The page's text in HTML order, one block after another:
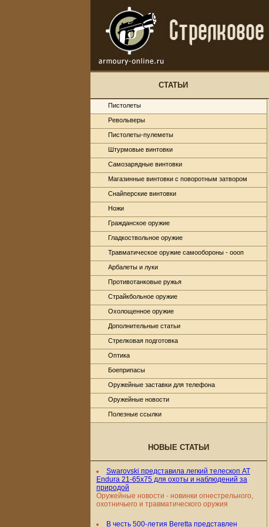
СТАТЬИ
Пистолеты
Револьверы
Пистолеты-пулеметы
Штурмовые винтовки
Самозарядные винтовки
Магазинные винтовки с поворотным затвором
Снайперские винтовки
Ножи
Гражданское оружие
Гладкоствольное оружие
Травматическое оружие самообороны - оооп
Арбалеты и луки
Противотанковые ружья
Страйкбольное оружие
Охолощенное оружие
Дополнительные статьи
Стрелковая подготовка
Оптика
Боеприпасы
Оружейные заставки для телефона
Оружейные новости
Полезные ссылки
НОВЫЕ СТАТЬИ
Swarovski представила легкий телескоп AT
Endura 21-65x75 для охоты и наблюдений за
природой
Оружейные новости - новинки огнестрельного,
охотничьего и травматического оружия
В честь 500-летия Beretta представлен